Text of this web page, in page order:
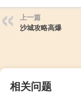
上一篇
沙城攻略高爆
相关问题